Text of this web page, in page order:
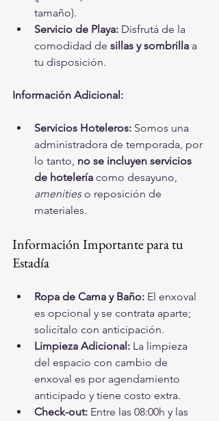
tamaño).
Servicio de Playa: Disfrutá de la
comodidad de sillas y sombrilla a
tu disposición.
Información Adicional:
Servicios Hoteleros: Somos una
administradora de temporada, por
lo tanto, no se incluyen servicios
de hotelería como desayuno,
amenities o reposición de
materiales.
Información Importante para tu
Estadía
Ropa de Cama y Baño: El enxoval
es opcional y se contrata aparte;
solicítalo con anticipación.
Limpieza Adicional: La limpieza
del espacio con cambio de
enxoval es por agendamiento
anticipado y tiene costo extra.
Check-out: Entre las 08:00h y las